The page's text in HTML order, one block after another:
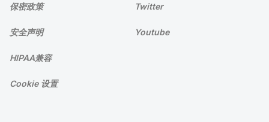
保密政策
安全声明
HIPAA兼容
Cookie 设置
Twitter
Youtube